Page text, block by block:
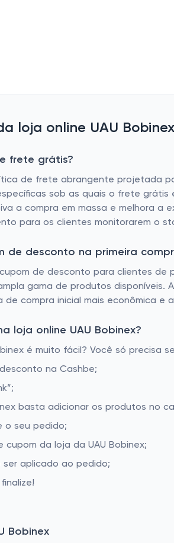
loja online UAU Bobinex
frete grátis?
de frete abrangente projetada
sob as quais o frete
a compra em massa e melhora a
para os clientes monitorarem o
de desconto na primeira
de desconto para clientes
gama de produtos disponíveis.
compra inicial mais econômica e
loja online UAU Bobinex?
é muito fácil? Você só precisa
na Cashbe;
basta adicionar os produtos no
o seu pedido;
da loja da UAU Bobinex;
ser aplicado ao pedido;
Bobinex